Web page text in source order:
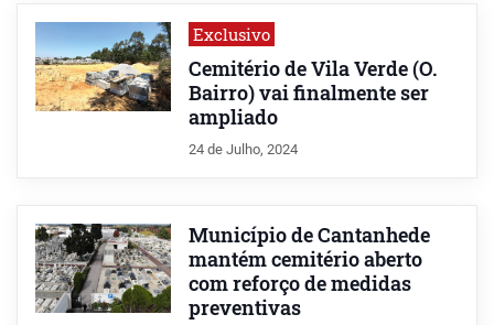
Exclusivo
Cemitério de Vila Verde (O.
Bairro) vai finalmente ser
ampliado
24 de Julho, 2024
Município de Cantanhede
mantém cemitério aberto
com reforço de medidas
preventivas